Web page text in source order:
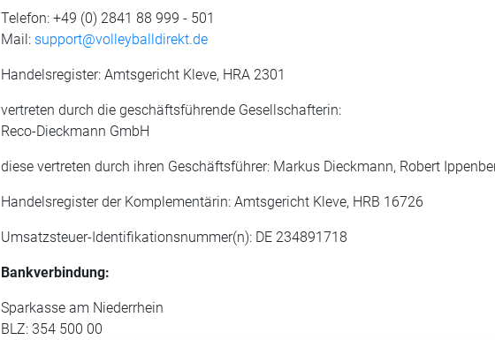
Telefon: +49 (0) 2841 88 999 - 501
Mail: support@volleyballdirekt.de
Handelsregister: Amtsgericht Kleve, HRA 2301
vertreten durch die geschäftsführende Gesellschafterin:
Reco-Dieckmann GmbH
diese vertreten durch ihren Geschäftsführer: Markus Dieckmann, Robert
Handelsregister der Komplementärin: Amtsgericht Kleve, HRB 16726
Umsatzsteuer-Identifikationsnummer(n): DE 234891718
Bankverbindung:
Sparkasse am Niederrhein
BLZ: 354 500 00